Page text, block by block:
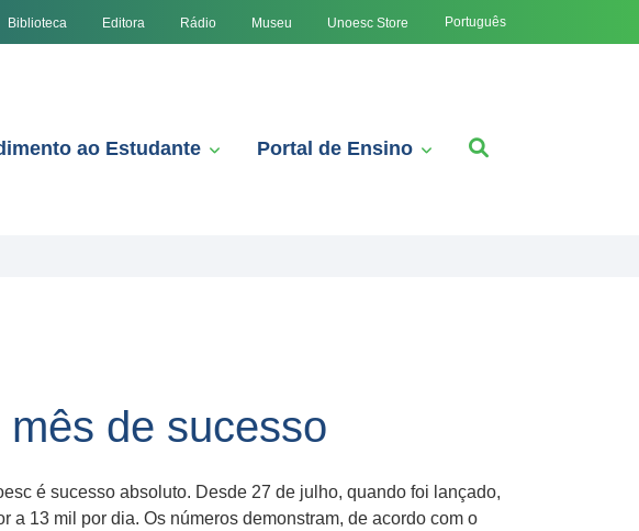
Biblioteca Editora Rádio Museu Unoesc Store Português
ao Estudante Portal de Ensino
de sucesso
é sucesso absoluto. Desde 27 de julho, quando foi lançado,
13 mil por dia. Os números demonstram, de acordo com o